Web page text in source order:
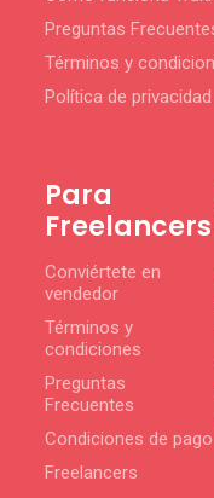
Preguntas
Términos y
Política de privacidad
Para
Freelancers
Conviértete en
vendedor
Términos y
condiciones
Preguntas
Frecuentes
Condiciones de pago
Freelancers